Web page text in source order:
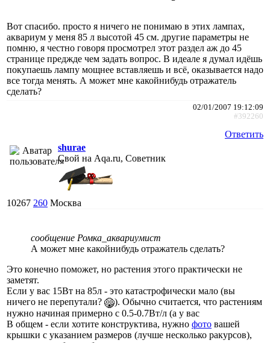
Вот спасибо. просто я ничего не понимаю в этих лампах,
аквариум у меня 85 л высотой 45 см. другие параметры не
помню, я честно говоря просмотрел этот раздел аж до 45
странице преджде чем задать вопрос. В идеале я думал идёшь
покупаешь лампу мощнее вставляешь и всё, оказывается надо
все тогда менять. А может мне какойнибудь отражатель
сделать?
02/01/2007 19:12:09
#392260
Ответить
shurae
Свой на Aqa.ru, Советник
10267 260 Москва
сообщение Ромка_аквариумист
А может мне какойнибудь отражатель сделать?
Это конечно поможет, но растения этого практически не
заметят.
Если у вас 15Вт на 85л - это катастрофически мало (вы
ничего не перепутали?
). Обычно считается, что растениям
нужно начиная примерно с 0.5-0.7Вт/л (а у вас
В общем - если хотите конструктива, нужно фото вашей
крышки с указанием размеров (лучше несколько ракурсов),